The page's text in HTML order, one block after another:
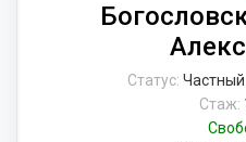
Статус:
Стаж: